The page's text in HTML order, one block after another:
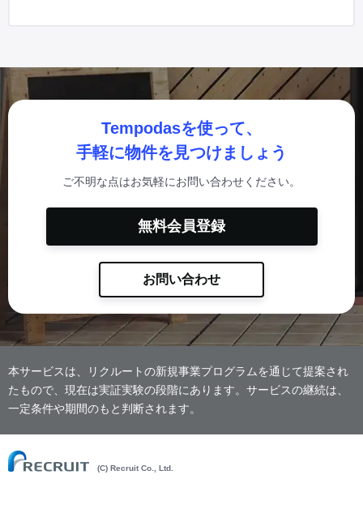
Tempodasを使って、
手軽に物件を見つけましょう
ご不明な点はお気軽にお問い合わせください。
無料会員登録
お問い合わせ
本サービスは、リクルートの新規事業プログラムを通じて提案され
たもので、現在は実証実験の段階にあります。サービスの継続は、
一定条件や期間のもと判断されます。
(C) Recruit Co., Ltd.